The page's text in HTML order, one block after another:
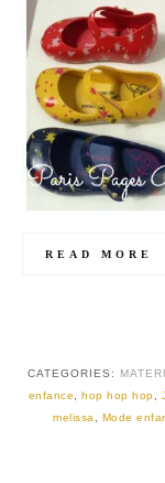
READ MORE
CATEGORIES:
enfance
,hop hop hop
melissa
Mode